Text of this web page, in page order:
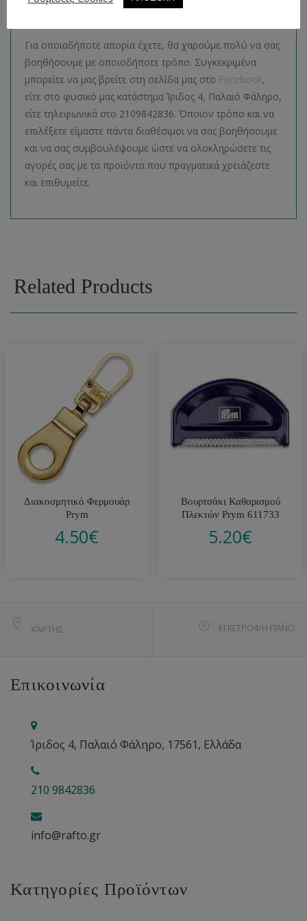
Απορίες
Για οποιαδήποτε απορία έχετε, θα χαρούμε πολύ να σας
βοηθήσουμε με οποιοδήποτε τρόπο. Συγκεκριμένα
μπορείτε να μας βρείτε στη σελίδα μας στο Facebook,
είτε στο φυσικό μας κατάστημα Ίριδος 4, Παλαιό Φάληρο,
είτε τηλεφωνικά στο 2109842836. Όποιον τρόπο και να
επιλέξετε είμαστε πάντα διαθέσιμοι να σας βοηθήσουμε
και να σας συμβουλέψουμε ώστε να ολοκληρώσετε τις
αγορές σας με τα προϊόντα που πραγματικά χρειάζεστε
και επιθυμείτε.
Related Products
Διακοσμητικό Φερμουάρ
Prym
4.50€
Βουρτσάκι Καθαρισμού
Πλεκτών Prym 611733
5.20€
ΧΆΡΤΗΣ ΕΠΙΣΤΡΟΦΉ ΠΆΝΩ
Επικοινωνία
Ίριδος 4, Παλαιό Φάληρο, 17561, Ελλάδα
210 9842836
info@rafto.gr
Κατηγορίες Προϊόντων